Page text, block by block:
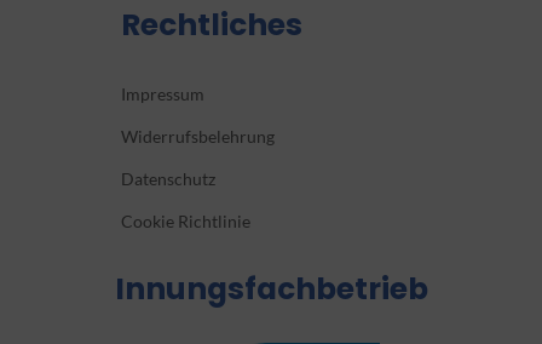
Rechtliches
Impressum
Widerrufsbelehrung
Datenschutz
Cookie Richtlinie
Innungsfachbetrieb